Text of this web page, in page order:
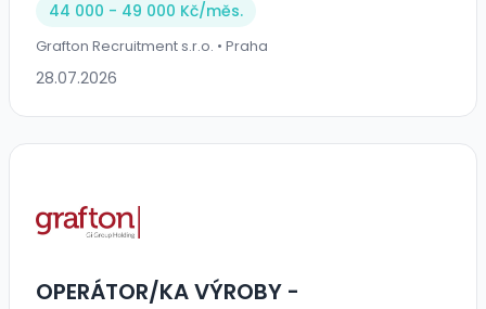
44 000 - 49 000 Kč/měs.
Grafton Recruitment s.r.o. • Praha
28.07.2026
OPERÁTOR/KA VÝROBY -